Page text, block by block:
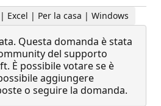
Excel | Per la casa | Windows
Questa domanda è stata
del supporto
È possibile votare se è
aggiungere
o seguire la domanda.